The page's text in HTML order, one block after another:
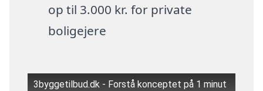
op til 3.000 kr. for private
boligejere
3byggetilbud.dk - Forstå konceptet på 1 minut